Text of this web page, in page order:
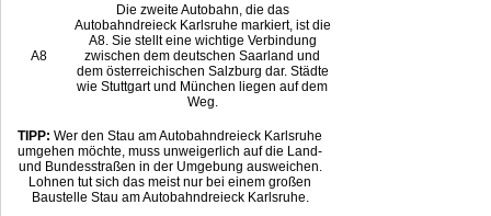
A8
Die zweite Autobahn, die das
Autobahndreieck Karlsruhe markiert, ist die
A8. Sie stellt eine wichtige Verbindung
zwischen dem deutschen Saarland und
dem österreichischen Salzburg dar. Städte
wie Stuttgart und München liegen auf dem
Weg.
TIPP: Wer den Stau am Autobahndreieck Karlsruhe
umgehen möchte, muss unweigerlich auf die Land-
und Bundesstraßen in der Umgebung ausweichen.
Lohnen tut sich das meist nur bei einem großen
Baustelle Stau am Autobahndreieck Karlsruhe.